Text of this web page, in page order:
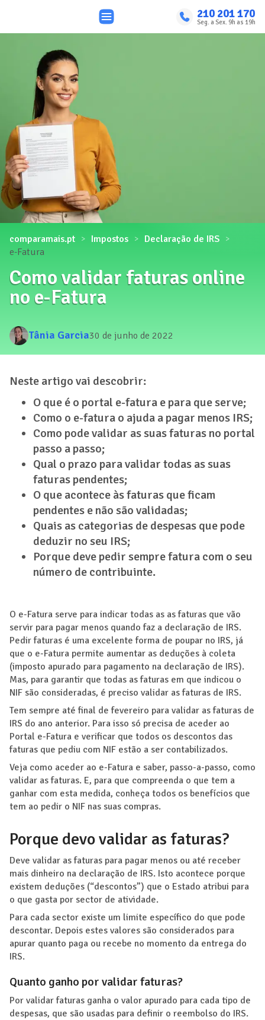
210 201 170
Seg. a Sex. 9h as 19h
comparamais.pt Impostos
Declaração de IRS
e-Fatura
Como validar faturas online
no e-Fatura
Tânia Garcia30 de junho de 2022
Neste artigo vai descobrir:
O que é o portal e-fatura e para que serve;
Como o e-fatura o ajuda a pagar menos IRS;
Como pode validar as suas faturas no portal
passo a passo;
Qual o prazo para validar todas as suas
faturas pendentes;
O que acontece às faturas que ficam
pendentes e não são validadas;
Quais as categorias de despesas que pode
deduzir no seu IRS;
Porque deve pedir sempre fatura com o seu
número de contribuinte.
O e-Fatura serve para indicar todas as as faturas que vão
servir para pagar menos quando faz a declaração de IRS.
Pedir faturas é uma excelente forma de poupar no IRS, já
que o e-Fatura permite aumentar as deduções à coleta
(imposto apurado para pagamento na declaração de IRS).
Mas, para garantir que todas as faturas em que indicou o
NIF são consideradas, é preciso validar as faturas de IRS.
Tem sempre até final de fevereiro para validar as faturas de
IRS do ano anterior. Para isso só precisa de aceder ao
Portal e-Fatura e verificar que todos os descontos das
faturas que pediu com NIF estão a ser contabilizados.
Veja como aceder ao e-Fatura e saber, passo-a-passo, como
validar as faturas. E, para que compreenda o que tem a
ganhar com esta medida, conheça todos os benefícios que
tem ao pedir o NIF nas suas compras.
Porque devo validar as faturas?
Deve validar as faturas para pagar menos ou até receber
mais dinheiro na declaração de IRS. Isto acontece porque
existem deduções (“descontos”) que o Estado atribui para
o que gasta por sector de atividade.
Para cada sector existe um limite específico do que pode
descontar. Depois estes valores são considerados para
apurar quanto paga ou recebe no momento da entrega do
IRS.
Quanto ganho por validar faturas?
Por validar faturas ganha o valor apurado para cada tipo de
despesas, que são usadas para definir o reembolso do IRS.